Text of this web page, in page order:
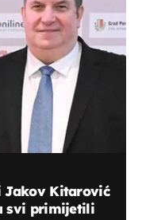
Jakov Kitarović
svi primijetili